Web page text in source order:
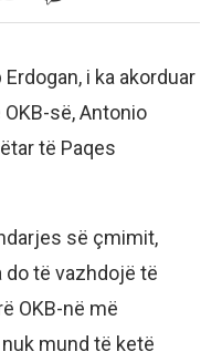
i ka akorduar
së, Antonio
të Paqes
së çmimit,
do të vazhdojë të
OKB-në më
mund të ketë